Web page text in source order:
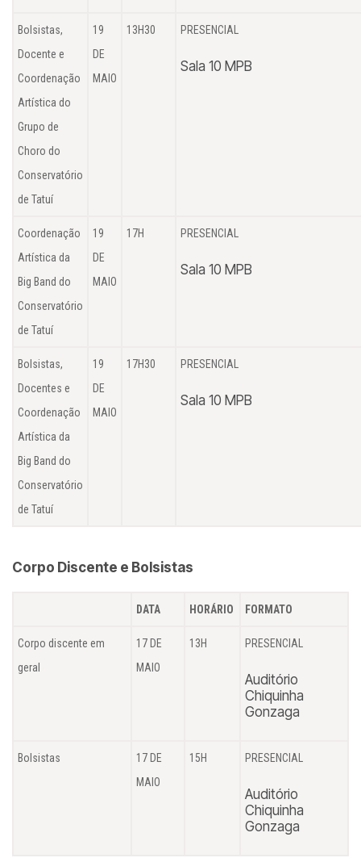
Bolsistas,
Docente e
Coordenação
Artística do
Grupo de
Choro do
Conservatório
de Tatuí
19
DE
MAIO
13H30 PRESENCIAL
Sala 10 MPB
Coordenação
Artística da
Big Band do
Conservatório
de Tatuí
19
DE
MAIO
17H PRESENCIAL
Sala 10 MPB
Bolsistas,
Docentes e
Coordenação
Artística da
Big Band do
Conservatório
de Tatuí
19
DE
MAIO
17H30 PRESENCIAL
Sala 10 MPB
Corpo Discente e Bolsistas
DATA HORÁRIO FORMATO
Corpo discente em
geral
17 DE
MAIO
13H PRESENCIAL
Auditório
Chiquinha
Gonzaga
Bolsistas
17 DE
MAIO
15H PRESENCIAL
Auditório
Chiquinha
Gonzaga